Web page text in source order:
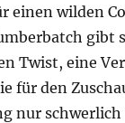
einen wilden
gibt
Twist, eine
für den
nur